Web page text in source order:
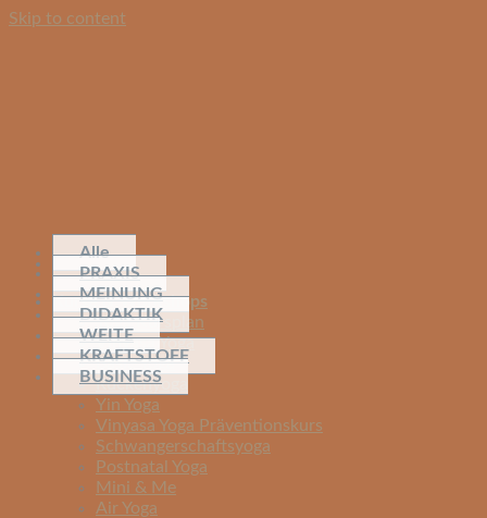
Skip to content
Kurse & Workshops
Yoga Kursplan
Vinyasa Yoga
Basic Yoga
Rückenyoga
Yin Yoga
Vinyasa Yoga Präventionskurs
Schwangerschaftsyoga
Postnatal Yoga
Mini & Me
Air Yoga
Alle
PRAXIS
MEINUNG
DIDAKTIK
WEITE
KRAFTSTOFF
BUSINESS